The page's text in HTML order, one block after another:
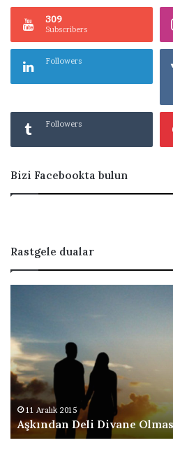
309
Subscribers
Followers
Followers
Bizi Facebookta bulun
Rastgele dualar
Deli Divane Olması İçin Büyü